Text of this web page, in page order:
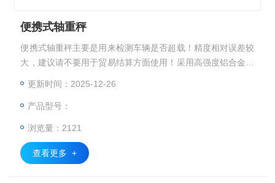
便携式轴重秤
便携式轴重秤主要是用来检测车辆是否超载！精度相对误差较
大，建议请不要用于贸易结算方面使用！采用高强度铝合金称
更新时间：2025-12-26
产品型号：
浏览量：2121
查看更多 +